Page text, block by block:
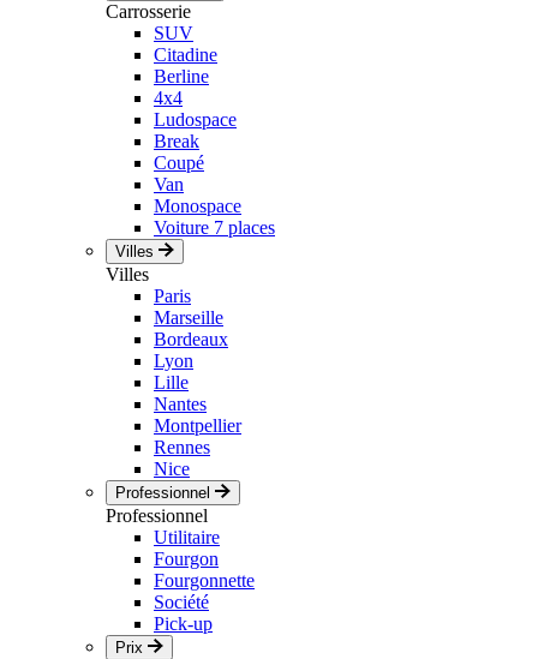
Carrosserie
SUV
Citadine
Berline
4x4
Ludospace
Break
Coupé
Van
Monospace
Voiture 7 places
Villes
Villes
Paris
Marseille
Bordeaux
Lyon
Lille
Nantes
Montpellier
Rennes
Nice
Professionnel
Professionnel
Utilitaire
Fourgon
Fourgonnette
Société
Pick-up
Prix